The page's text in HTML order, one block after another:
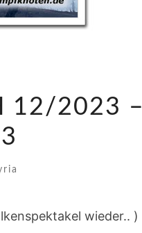
12/2023 –
wieder.. )